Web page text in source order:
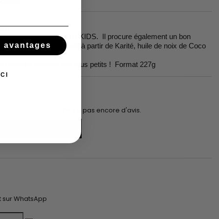
la gamme CANTU FOR KIDS. Il procure également un bon
de cheval. Formulé à partir de Karité, huile de noix de Coco
cheveux délicats des plus petits ! Format 227g
Il n'y a pas encore d'avis.
WhatsApp
avantages